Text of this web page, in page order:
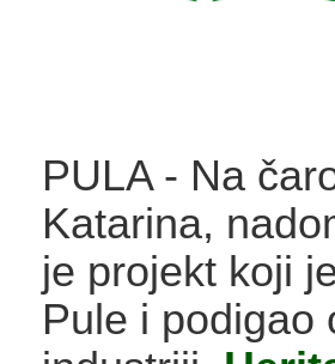
PULA - Na
Katarina,
je projekt koji
Pule i podigao